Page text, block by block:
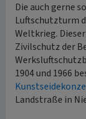
Die auch gerne
Luftschutzturm
Weltkrieg.
Zivilschutz der
1904 und 1966
Landstraße in